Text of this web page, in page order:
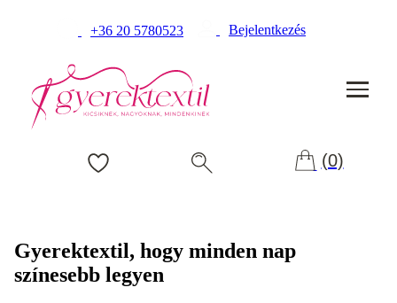
+36 20 5780523 Bejelentkezés
(0)
Gyerektextil, hogy minden nap
színesebb legyen